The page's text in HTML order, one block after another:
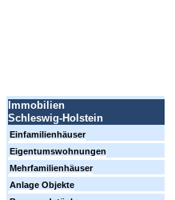
Immobilien
Schleswig-Holstein
Einfamilienhäuser
Eigentumswohnungen
Mehrfamilienhäuser
Anlage Objekte